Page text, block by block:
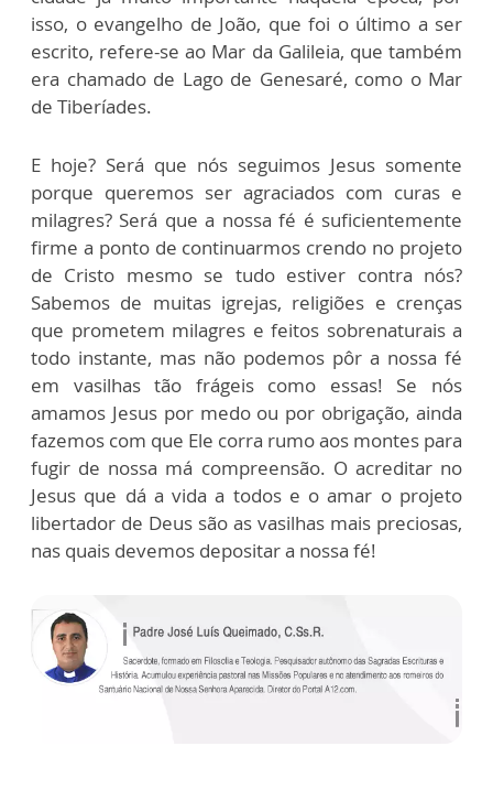
isso, o evangelho de João, que foi o último a ser
escrito, refere-se ao Mar da Galileia, que também
era chamado de Lago de Genesaré, como o Mar
de Tiberíades.
E hoje? Será que nós seguimos Jesus somente
porque queremos ser agraciados com curas e
milagres? Será que a nossa fé é suficientemente
firme a ponto de continuarmos crendo no projeto
de Cristo mesmo se tudo estiver contra nós?
Sabemos de muitas igrejas, religiões e crenças
que prometem milagres e feitos sobrenaturais a
todo instante, mas não podemos pôr a nossa fé
em vasilhas tão frágeis como essas! Se nós
amamos Jesus por medo ou por obrigação, ainda
fazemos com que Ele corra rumo aos montes para
fugir de nossa má compreensão. O acreditar no
Jesus que dá a vida a todos e o amar o projeto
libertador de Deus são as vasilhas mais preciosas,
nas quais devemos depositar a nossa fé!